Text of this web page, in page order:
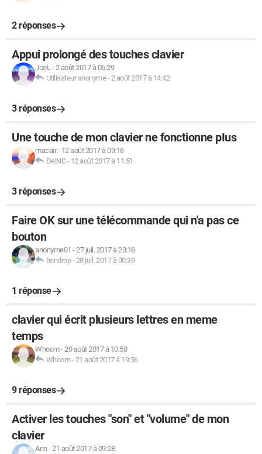
2 réponses
Appui prolongé des touches clavier
JoeL-2 août 2017 à 06:29
Utilisateur anonyme-2 août 2017 à 14:42
3 réponses
Une touche de mon clavier ne fonctionne pIus
macair- 12 août 2017 à 09:18
DelNC- 12 août 2017 à 11:51
3 réponses
Faire OK sur une télécommande qui n'a pas ce
bouton
anonyme01 -27 juil. 2017 à 23:16
bendrop-28 juil. 2017 à 00:39
1 réponse
clavier qui écrit plusieurs lettres en meme
temps
Whoom-20 août 2017 à 10:50
Whoom-21 août 2017 à 19:56
9 réponses
Activer les touches "son" et "volume" de mon
clavier
Ann-21 août 2017 à 09:28